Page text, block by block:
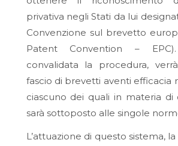
privativa negli Stati da lui
Convenzione sul brevetto
Patent Convention – EPC)
convalidata la procedura,
fascio di brevetti aventi efficacia
ciascuno dei quali in materia di
sarà sottoposto alle singole
L’attuazione di questo sistema,